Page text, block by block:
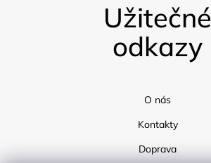
Užitečné
odkazy
O nás
Kontakty
Doprava